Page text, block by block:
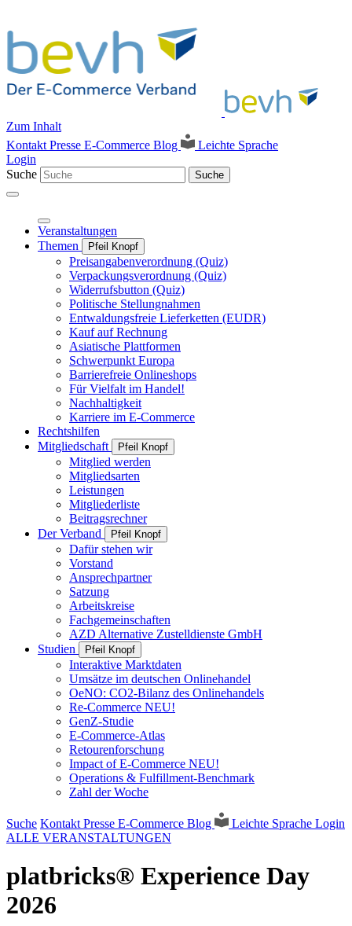
Zum Inhalt
Kontakt Presse E-Commerce Blog
Leichte Sprache
Login
Suche
Suche
Veranstaltungen
Themen
Pfeil Knopf
Preisangabenverordnung (Quiz)
Verpackungsverordnung (Quiz)
Widerrufsbutton (Quiz)
Politische Stellungnahmen
Entwaldungsfreie Lieferketten (EUDR)
Kauf auf Rechnung
Asiatische Plattformen
Schwerpunkt Europa
Barrierefreie Onlineshops
Für Vielfalt im Handel!
Nachhaltigkeit
Karriere im E-Commerce
Rechtshilfen
Mitgliedschaft
Pfeil Knopf
Mitglied werden
Mitgliedsarten
Leistungen
Mitgliederliste
Beitragsrechner
Der Verband
Pfeil Knopf
Dafür stehen wir
Vorstand
Ansprechpartner
Satzung
Arbeitskreise
Fachgemeinschaften
AZD Alternative Zustelldienste GmbH
Studien
Pfeil Knopf
Interaktive Marktdaten
Umsätze im deutschen Onlinehandel
OeNO: CO2-Bilanz des Onlinehandels
Re-Commerce NEU!
GenZ-Studie
E-Commerce-Atlas
Retourenforschung
Impact of E-Commerce NEU!
Operations & Fulfillment-Benchmark
Zahl der Woche
Suche Kontakt Presse E-Commerce Blog Leichte Sprache Login
ALLE VERANSTALTUNGEN
platbricks® Experience Day
2026